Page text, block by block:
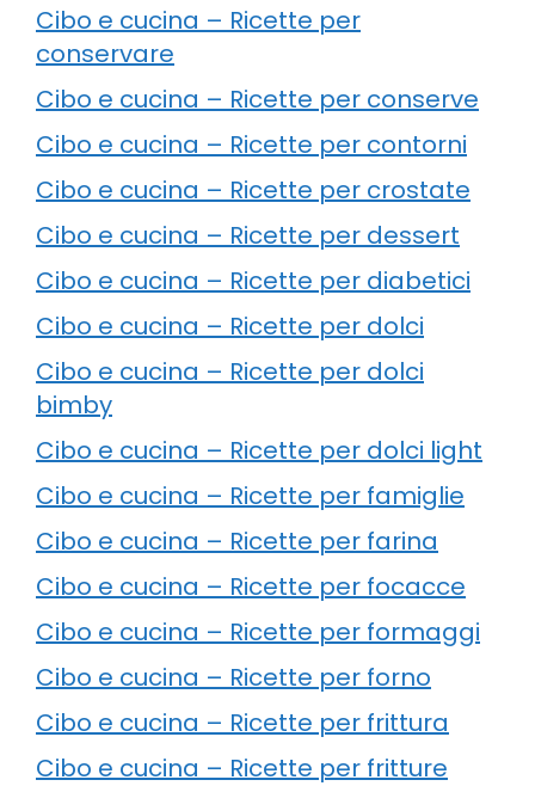
Cibo e cucina – Ricette per
conservare
Cibo e cucina – Ricette per conserve
Cibo e cucina – Ricette per contorni
Cibo e cucina – Ricette per crostate
Cibo e cucina – Ricette per dessert
Cibo e cucina – Ricette per diabetici
Cibo e cucina – Ricette per dolci
Cibo e cucina – Ricette per dolci
bimby
Cibo e cucina – Ricette per dolci light
Cibo e cucina – Ricette per famiglie
Cibo e cucina – Ricette per farina
Cibo e cucina – Ricette per focacce
Cibo e cucina – Ricette per formaggi
Cibo e cucina – Ricette per forno
Cibo e cucina – Ricette per frittura
Cibo e cucina – Ricette per fritture